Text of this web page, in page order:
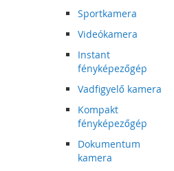
Sportkamera
Videókamera
Instant
fényképezőgép
Vadfigyelő kamera
Kompakt
fényképezőgép
Dokumentum
kamera